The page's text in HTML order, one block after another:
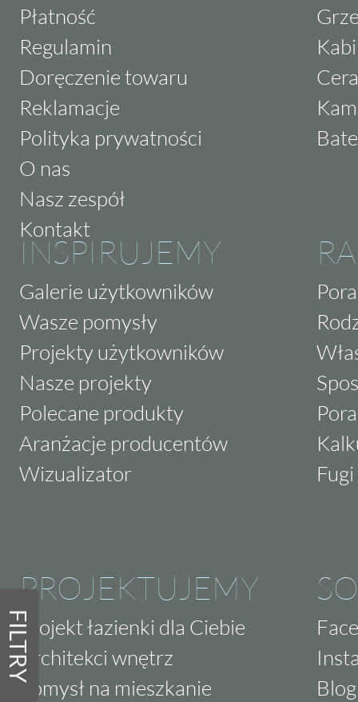
FILTRY
Płatność
Regulamin
Doręczenie towaru
Reklamacje
Polityka prywatności
O nas
Nasz zespół
Kontakt
INSPIRUJEMY
Galerie użytkowników
Wasze pomysły
Projekty użytkowników
Nasze projekty
Polecane produkty
Aranżacje producentów
Wizualizator
PROJEKTUJEMY
Projekt łazienki dla Ciebie
Architekci wnętrz
Pomysł na mieszkanie
Blog